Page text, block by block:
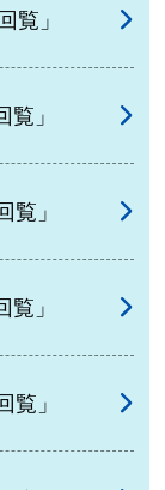
覧」
」
覧」
」
覧」